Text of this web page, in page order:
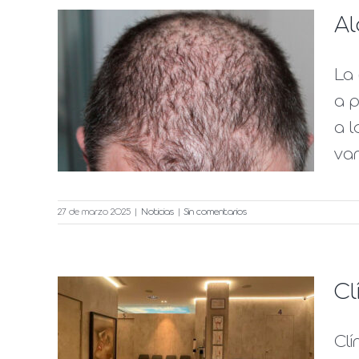
a
a
27 de marzo 2025 Noticias Sin comentarios